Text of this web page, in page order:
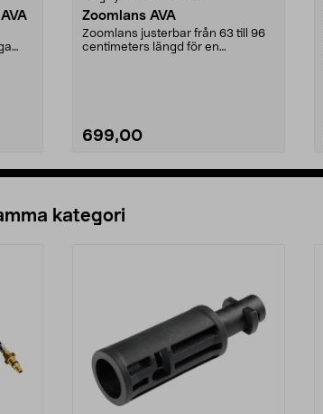
Zoomlans AVA
Zoomlans justerbar från 63 till 96
centimeters längd för en
699,00
kategori